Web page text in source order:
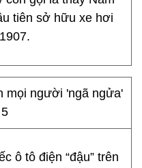
tiên sở hữu xe hơi
ô tô điện “đậu” trên